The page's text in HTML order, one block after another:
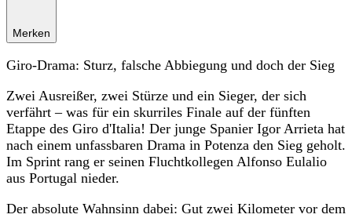
Merken
Giro-Drama: Sturz, falsche Abbiegung und doch der Sieg
Zwei Ausreißer, zwei Stürze und ein Sieger, der sich
verfährt – was für ein skurriles Finale auf der fünften
Etappe des Giro d'Italia! Der junge Spanier Igor Arrieta hat
nach einem unfassbaren Drama in Potenza den Sieg geholt.
Im Sprint rang er seinen Fluchtkollegen Alfonso Eulalio
aus Portugal nieder.
Der absolute Wahnsinn dabei: Gut zwei Kilometer vor dem